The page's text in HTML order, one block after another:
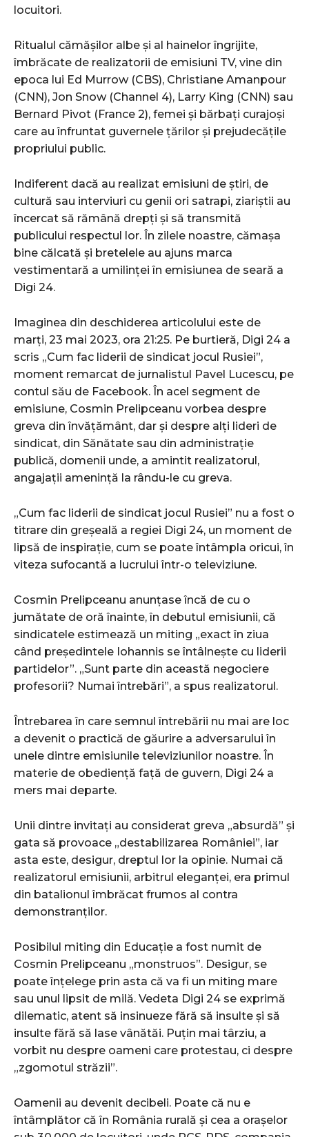
locuitori.
Ritualul cămășilor albe și al hainelor îngrijite,
îmbrăcate de realizatorii de emisiuni TV, vine din
epoca lui Ed Murrow (CBS), Christiane Amanpour
(CNN), Jon Snow (Channel 4), Larry King (CNN) sau
Bernard Pivot (France 2), femei și bărbați curajoși
care au înfruntat guvernele țărilor și prejudecățile
propriului public.
Indiferent dacă au realizat emisiuni de știri, de
cultură sau interviuri cu genii ori satrapi, ziariștii au
încercat să rămână drepți și să transmită
publicului respectul lor. În zilele noastre, cămașa
bine călcată și bretelele au ajuns marca
vestimentară a umilinței în emisiunea de seară a
Digi 24.
Imaginea din deschiderea articolului este de
marți, 23 mai 2023, ora 21:25. Pe burtieră, Digi 24 a
scris „Cum fac liderii de sindicat jocul Rusiei”,
moment remarcat de jurnalistul Pavel Lucescu, pe
contul său de Facebook. În acel segment de
emisiune, Cosmin Prelipceanu vorbea despre
greva din învățământ, dar și despre alți lideri de
sindicat, din Sănătate sau din administrație
publică, domenii unde, a amintit realizatorul,
angajații amenință la rându-le cu greva.
„Cum fac liderii de sindicat jocul Rusiei” nu a fost o
titrare din greșeală a regiei Digi 24, un moment de
lipsă de inspirație, cum se poate întâmpla oricui, în
viteza sufocantă a lucrului într-o televiziune.
Cosmin Prelipceanu anunțase încă de cu o
jumătate de oră înainte, în debutul emisiunii, că
sindicatele estimează un miting „exact în ziua
când președintele Iohannis se întâlnește cu liderii
partidelor”. „Sunt parte din această negociere
profesorii? Numai întrebări”, a spus realizatorul.
Întrebarea în care semnul întrebării nu mai are loc
a devenit o practică de găurire a adversarului în
unele dintre emisiunile televiziunilor noastre. În
materie de obediență față de guvern, Digi 24 a
mers mai departe.
Unii dintre invitați au considerat greva „absurdă” și
gata să provoace „destabilizarea României”, iar
asta este, desigur, dreptul lor la opinie. Numai că
realizatorul emisiunii, arbitrul eleganței, era primul
din batalionul îmbrăcat frumos al contra
demonstranților.
Posibilul miting din Educație a fost numit de
Cosmin Prelipceanu „monstruos”. Desigur, se
poate înțelege prin asta că va fi un miting mare
sau unul lipsit de milă. Vedeta Digi 24 se exprimă
dilematic, atent să insinueze fără să insulte și să
insulte fără să lase vânătăi. Puțin mai târziu, a
vorbit nu despre oameni care protestau, ci despre
„zgomotul străzii”.
Oamenii au devenit decibeli. Poate că nu e
întâmplător că în România rurală și cea a orașelor